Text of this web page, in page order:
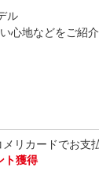
ル
心地などをご紹
リカードでお支
ト獲得